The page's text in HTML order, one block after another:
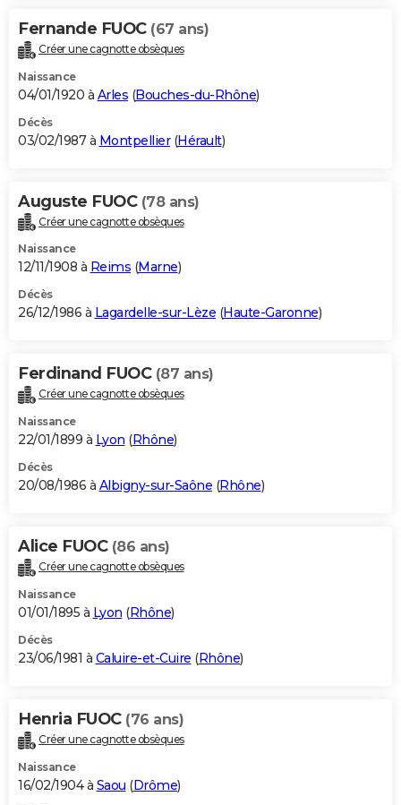
Fernande FUOC (67 ans)
Créer une cagnotte obsèques
Naissance
04/01/1920 à Arles (Bouches-du-Rhône)
Décès
03/02/1987 à Montpellier(Hérault)
Auguste FUOC (78 ans)
Créer une cagnotte obsèques
Naissance
12/11/1908 à Reims (Marne)
Décès
26/12/1986 à Lagardelle-sur-Lèze (Haute-Garonne)
Ferdinand FUOC (87 ans)
Créer une cagnotte obsèques
Naissance
22/01/1899 à Lyon (Rhône)
Décès
20/08/1986 à Albigny-sur-Saône (Rhône)
Alice FUOC (86 ans)
Créer une cagnotte obsèques
Naissance
01/01/1895 à Lyon (Rhône)
Décès
23/06/1981 à Caluire-et-Cuire (Rhône)
Henria FUOC (76 ans)
Créer une cagnotte obsèques
Naissance
16/02/1904 à Saou (Drôme)